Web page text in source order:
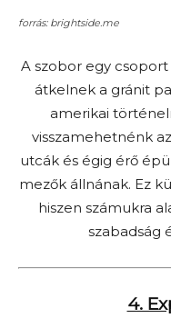
forrás: brightside.me
A szobor egy
átkelnek a gránit
amerikai
visszamehetnénk
utcák és égig érő
mezők állnának. Ez
hiszen számukra
szabadság
4.